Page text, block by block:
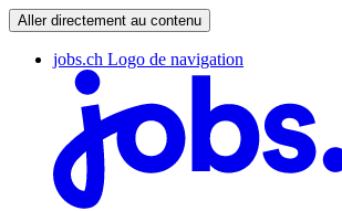
Aller directement au contenu
jobs.ch Logo de navigation